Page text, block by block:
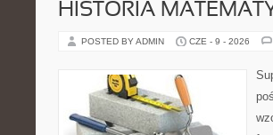
HISTORIA
POSTED BY ADMIN CZE - 9 - 2026